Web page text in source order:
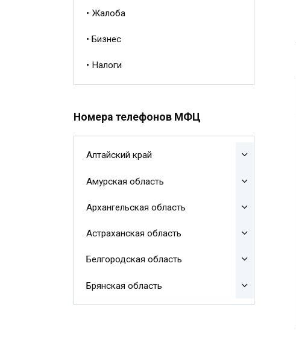
• Жалоба
• Бизнес
• Налоги
Номера телефонов МФЦ
Алтайский край
Амурская область
Архангельская область
Астраханская область
Белгородская область
Брянская область